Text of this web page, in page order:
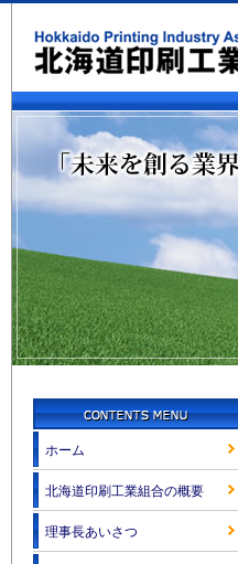
ホーム
北海道印刷工業組合の概要
理事長あいさつ